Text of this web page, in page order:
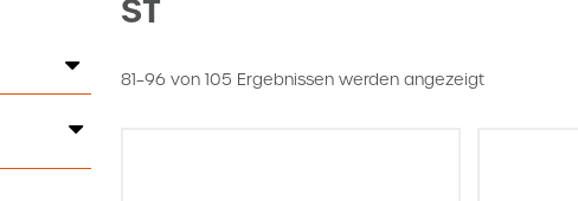
ST
81–96 von 105 Ergebnissen werden angezeigt